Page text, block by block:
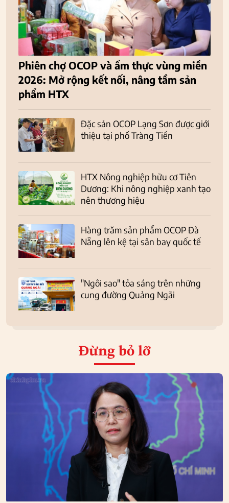
Phiên chợ OCOP và ẩm thực vùng miền
2026: Mở rộng kết nối, nâng tầm sản
phẩm HTX
Đặc sản OCOP Lạng Sơn được giới
thiệu tại phố Tràng Tiền
HTX Nông nghiệp hữu cơ Tiên
Dương: Khi nông nghiệp xanh tạo
nên thương hiệu
Hàng trăm sản phẩm OCOP Đà
Nẵng lên kệ tại sân bay quốc tế
"Ngôi sao" tỏa sáng trên những
cung đường Quảng Ngãi
Đừng bỏ lỡ